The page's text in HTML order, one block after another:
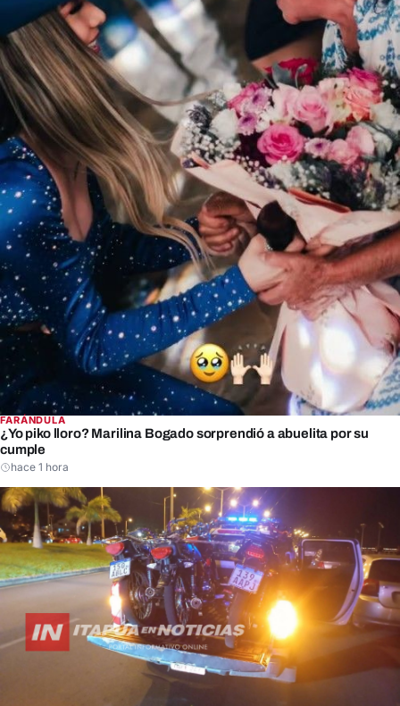
FARÁNDULA
¿Yo piko lloro? Marilina Bogado sorprendió a abuelita por su
cumple
hace 1 hora